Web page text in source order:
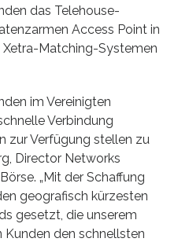
das Telehouse-
Access Point in
Matching-Systemen
im Vereinigten
Verbindung
zur Verfügung stellen zu
Director Networks
„Mit der Schaffung
geografisch kürzesten
gesetzt, die unserem
Kunden den schnellsten